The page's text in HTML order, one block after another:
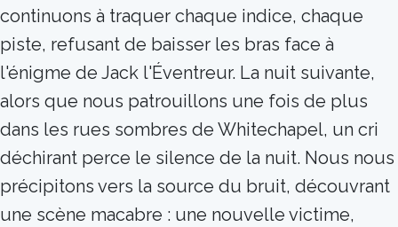
continuons à traquer chaque indice, chaque
piste, refusant de baisser les bras face à
l'énigme de Jack l'Éventreur. La nuit suivante,
alors que nous patrouillons une fois de plus
dans les rues sombres de Whitechapel, un cri
déchirant perce le silence de la nuit. Nous nous
précipitons vers la source du bruit, découvrant
une scène macabre : une nouvelle victime,